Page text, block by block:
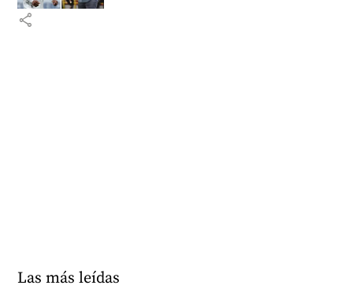
share
Las más leídas